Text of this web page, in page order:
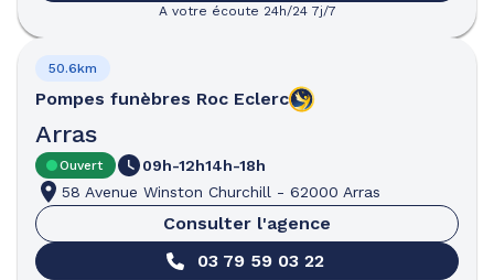
A votre écoute 24h/24 7j/7
Pompes funèbres Roc Eclerc
Arras
50.6km
Ouvert 09h-12h14h-18h
58 Avenue Winston Churchill - 62000 Arras
Consulter l'agence
03 79 59 03 22